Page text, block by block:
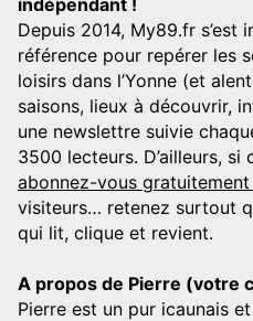
indépendant !
Depuis 2014, My89.fr s’est
référence pour repérer les
loisirs dans l’Yonne (et
saisons, lieux à découvrir,
une newslettre suivie
3500 lecteurs. D’ailleurs, si
abonnez-vous
visiteurs… retenez surtout
qui lit, clique et revient.
A propos de Pierre (votre
Pierre est un pur icaunais